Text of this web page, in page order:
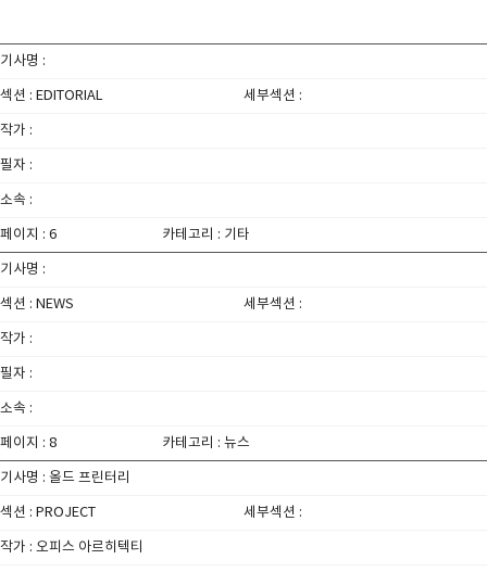
기사명 :
섹션 : EDITORIAL 세부섹션 :
작가 :
필자 :
소속 :
페이지 : 6 카테고리 : 기타
기사명 :
섹션 : NEWS 세부섹션 :
작가 :
필자 :
소속 :
페이지 : 8 카테고리 : 뉴스
기사명 : 올드 프린터리
섹션 : PROJECT 세부섹션 :
작가 : 오피스 아르히텍티